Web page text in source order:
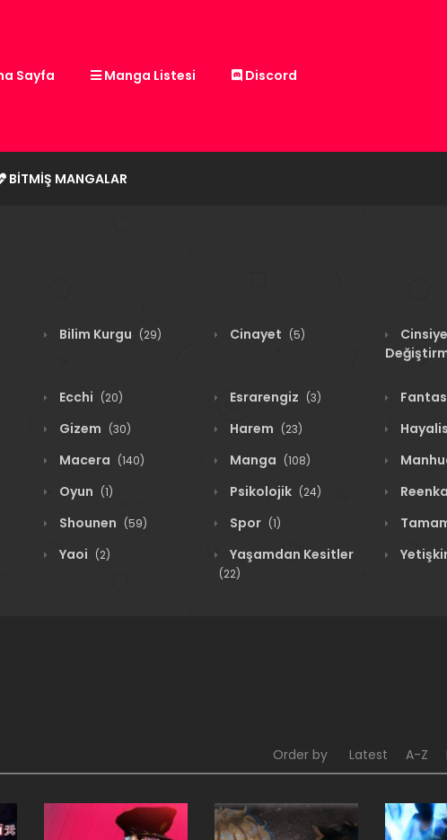
Sayfa Manga Listesi Discord
BITMIŞ MANGALAR
Bilim Kurgu (29) Cinayet (5)
Ecchi (20) Esrarengiz (3)
Gizem (30) Harem (23)
Macera (140) Manga (108)
Oyun (1) Psikolojik (24)
Shounen (59) Spor (1)
Yaoi (2) Yaşamdan Kesitler
(22)
Order by Latest A-Z